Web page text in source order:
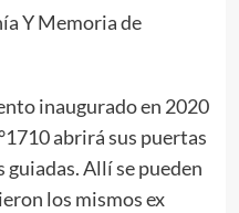
Y Memoria de
inaugurado en 2020
abrirá sus puertas
guiadas. Allí se pueden
los mismos ex